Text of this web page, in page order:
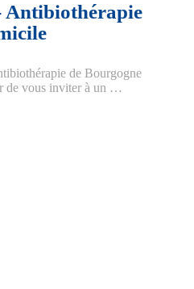
de Bourgogne
de vous inviter à un …